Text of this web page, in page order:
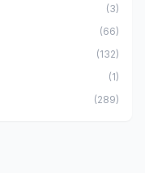
(3)
(66)
(132)
(1)
(289)